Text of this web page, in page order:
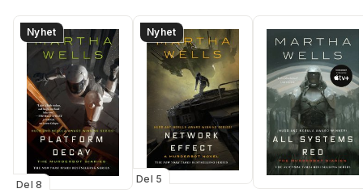
Nyhet
Del 8
Nyhet
Del 5